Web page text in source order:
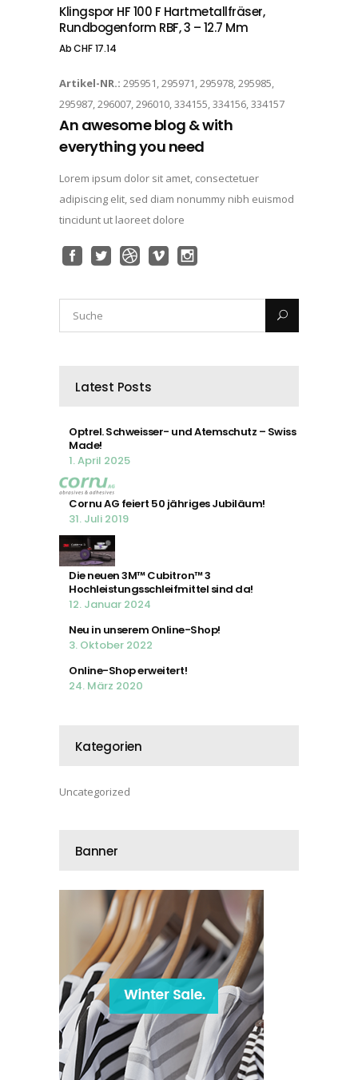
Klingspor HF 100 F Hartmetallfräser,
Rundbogenform RBF, 3 – 12.7 Mm
AbCHF17.14
Artikel-NR.: 295951, 295971, 295978, 295985,
295987, 296007, 296010, 334155, 334156, 334157
An awesome blog & with
everything you need
Lorem ipsum dolor sit amet, consectetuer
adipiscing elit, sed diam nonummy nibh euismod
tincidunt ut laoreet dolore
Latest Posts
Optrel. Schweisser- und Atemschutz – Swiss
Made!
1. April 2025
Cornu AG feiert 50 jähriges Jubiläum!
31. Juli 2019
Die neuen 3M™ Cubitron™ 3
Hochleistungsschleifmittel sind da!
12. Januar 2024
Neu in unserem Online-Shop!
3. Oktober 2022
Online-Shop erweitert!
24. März 2020
Kategorien
Uncategorized
Banner